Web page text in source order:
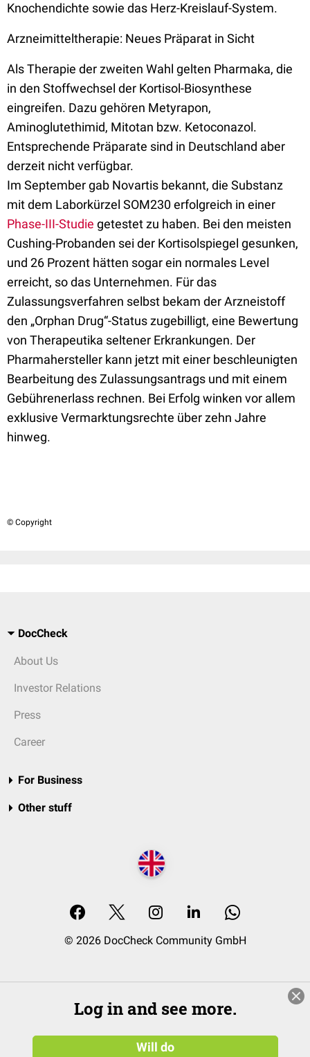
Knochendichte sowie das Herz-Kreislauf-System.
Arzneimitteltherapie: Neues Präparat in Sicht
Als Therapie der zweiten Wahl gelten Pharmaka, die
in den Stoffwechsel der Kortisol-Biosynthese
eingreifen. Dazu gehören Metyrapon,
Aminoglutethimid, Mitotan bzw. Ketoconazol.
Entsprechende Präparate sind in Deutschland aber
derzeit nicht verfügbar.
Im September gab Novartis bekannt, die Substanz
mit dem Laborkürzel SOM230 erfolgreich in einer
Phase-III-Studie getestet zu haben. Bei den meisten
Cushing-Probanden sei der Kortisolspiegel gesunken,
und 26 Prozent hätten sogar ein normales Level
erreicht, so das Unternehmen. Für das
Zulassungsverfahren selbst bekam der Arzneistoff
den „Orphan Drug“-Status zugebilligt, eine Bewertung
von Therapeutika seltener Erkrankungen. Der
Pharmahersteller kann jetzt mit einer beschleunigten
Bearbeitung des Zulassungsantrags und mit einem
Gebührenerlass rechnen. Bei Erfolg winken vor allem
exklusive Vermarktungsrechte über zehn Jahre
hinweg.
© Copyright
DocCheck
About Us
Investor Relations
Press
Career
For Business
Other stuff
© 2026 DocCheck Community GmbH
Log in and see more.
Will do